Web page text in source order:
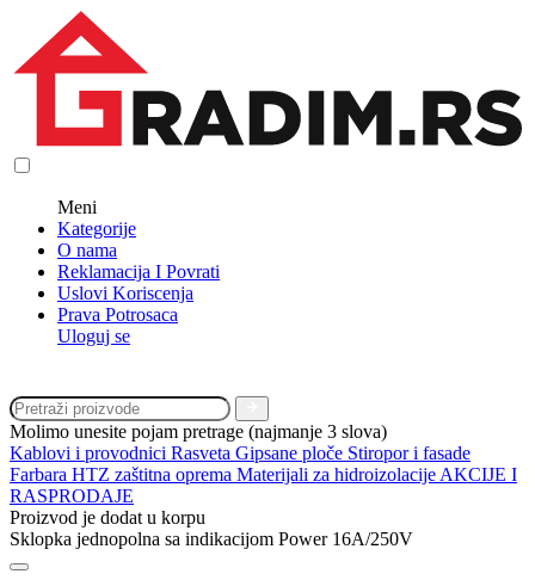
Meni
Kategorije
O nama
Reklamacija I Povrati
Uslovi Koriscenja
Prava Potrosaca
Uloguj se
Molimo unesite pojam pretrage (najmanje 3 slova)
Kablovi i provodnici Rasveta Gipsane ploče Stiropor i fasade
Farbara HTZ zaštitna oprema Materijali za hidroizolacije AKCIJE I
RASPRODAJE
Proizvod je dodat u korpu
Sklopka jednopolna sa indikacijom Power 16A/250V